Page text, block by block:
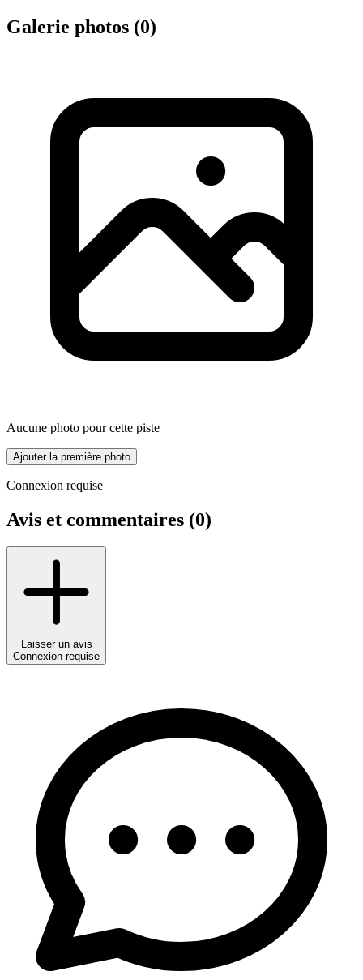
Galerie photos (0)
Aucune photo pour cette piste
Ajouter la première photo
Connexion requise
Avis et commentaires (0)
Laisser un avis
Connexion requise